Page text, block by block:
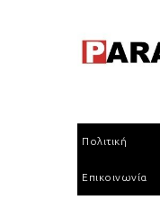
Πολιτική
Επικοινωνία